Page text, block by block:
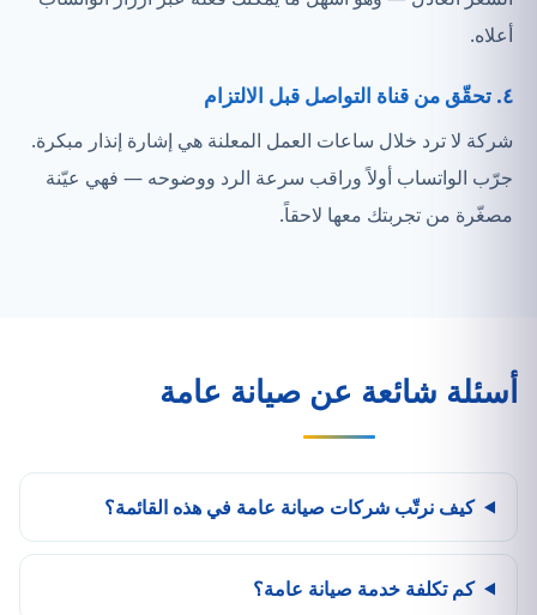
أعلاه.
٤. تحقّق من قناة التواصل قبل الالتزام
شركة لا ترد خلال ساعات العمل المعلنة هي إشارة إنذار مبكرة.
جرّب الواتساب أولاً وراقب سرعة الرد ووضوحه — فهي عيّنة
مصغّرة من تجربتك معها لاحقاً.
أسئلة شائعة عن صيانة عامة
كيف نرتّب شركات صيانة عامة في هذه القائمة؟
كم تكلفة خدمة صيانة عامة؟